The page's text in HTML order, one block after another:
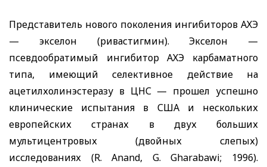
Представитель нового поколения ингибиторов АХЭ
— экселон (ривастигмин). Экселон —
псевдообратимый ингибитор АХЭ карбаматного
типа, имеющий селективное действие на
ацетилхолинэстеразу в ЦНС — прошел успешно
клинические испытания в США и нескольких
европейских странах в двух больших
мультицентровых (двойных слепых)
исследованиях (R. Anand, G. Gharabawi; 1996).